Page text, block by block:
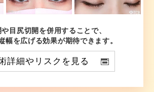
や目尻切開を併用することで、
幅を広げる効果が期待できます。
詳細やリスクを見る